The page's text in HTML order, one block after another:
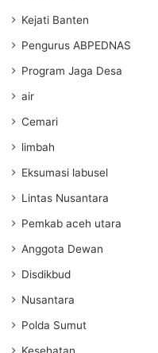
Kejati Banten
Pengurus ABPEDNAS
Program Jaga Desa
air
Cemari
limbah
Eksumasi labusel
Lintas Nusantara
Pemkab aceh utara
Anggota Dewan
Disdikbud
Nusantara
Polda Sumut